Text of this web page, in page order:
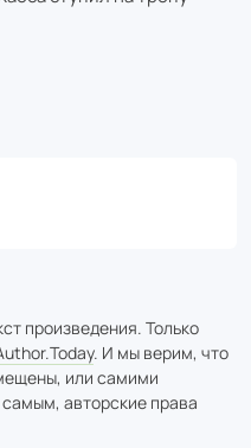
произведения. Только
. И мы верим, что
или самими
авторские права